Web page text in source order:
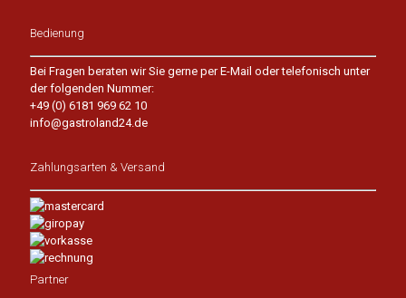
Bedienung
Bei Fragen beraten wir Sie gerne per E-Mail oder telefonisch unter
der folgenden Nummer:
+49 (0) 6181 969 62 10
info@gastroland24.de
Zahlungsarten & Versand
Partner